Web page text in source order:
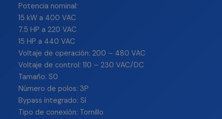
Potencia nominal:
15 kW a 400 VAC
7.5 HP a 220 VAC
15 HP a 440 VAC
Voltaje de operación: 200 – 480 VAC
Voltaje de control: 110 – 230 VAC/DC
Tamaño: S0
Número de polos: 3P
Bypass integrado: Sí
Tipo de conexión: Tornillo